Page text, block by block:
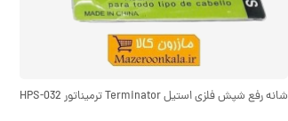
شانه رفع شپش فلزی استیل Terminator ترمیناتور HPS-032